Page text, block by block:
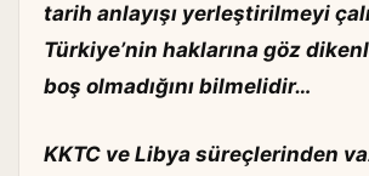
tarih anlayışı yerleştirilmeyi
Türkiye’nin haklarına göz
boş olmadığını bilmelidir…
KKTC ve Libya süreçlerinden